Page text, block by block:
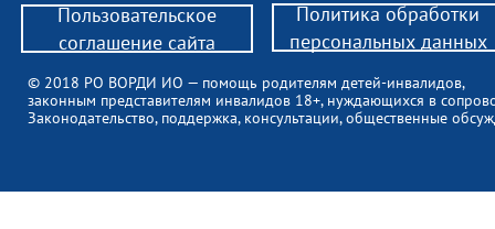
© 2018 РО ВОРДИ ИО — помощь родителям детей-инвалидов,
законным представителям инвалидов 18+, нуждающихся в
Законодательство, поддержка, консультации, общественные
Пользовательское
соглашение сайта
Политика обработки
персональных данных